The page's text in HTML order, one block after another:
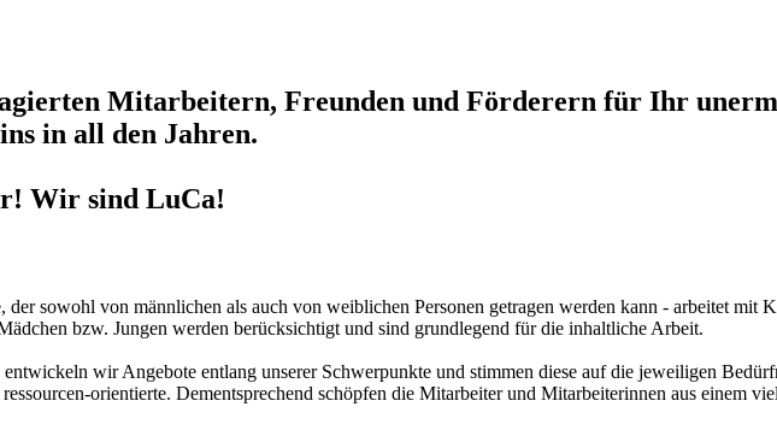
Mitarbeitern, Freunden und Förderern für Ihr
in all den Jahren.
Wir sind LuCa!
der sowohl von männlichen als auch von weiblichen Personen getragen werden kann - arbeitet mit
bzw. Jungen werden berücksichtigt und sind grundlegend für die inhaltliche Arbeit.
wir Angebote entlang unserer Schwerpunkte und stimmen diese auf die jeweiligen
orientierte. Dementsprechend schöpfen die Mitarbeiter und Mitarbeiterinnen aus einem